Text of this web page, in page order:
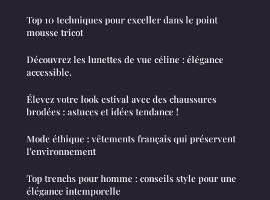
Top 10 techniques pour exceller dans le point
mousse tricot
Découvrez les lunettes de vue céline : élégance
accessible.
Élevez votre look estival avec des chaussures
brodées : astuces et idées tendance !
Mode éthique : vêtements français qui préservent
l'environnement
Top trenchs pour homme : conseils style pour une
élégance intemporelle